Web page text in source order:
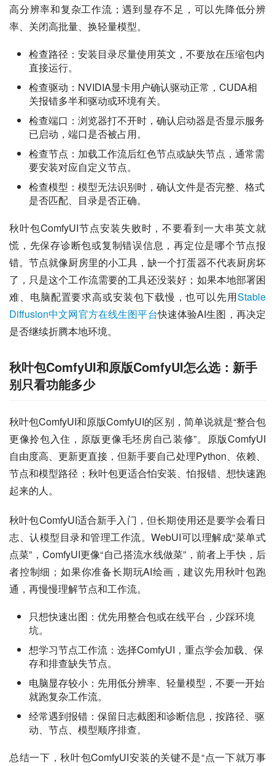
高分辨率和复杂工作流；遇到显存不足，可以先降低分辨
率、关闭高批量、换轻量模型。
检查路径：安装目录尽量使用英文，不要放在压缩包内
直接运行。
检查驱动：NVIDIA显卡用户确认驱动正常，CUDA相
关报错多半和驱动或环境有关。
检查端口：浏览器打不开时，确认启动器是否显示服务
已启动，端口是否被占用。
检查节点：加载工作流后红色节点或缺失节点，通常需
要安装对应自定义节点。
检查模型：模型无法识别时，确认文件是否完整、格式
是否匹配、目录是否正确。
秋叶包ComfyUI节点安装失败时，不要看到一大串英文就
慌，先保存诊断包或复制错误信息，再定位是哪个节点报
错。节点就像厨房里的小工具，缺一个打蛋器不代表厨房坏
了，只是这个工作流需要的工具还没装好；如果本地部署困
难、电脑配置要求高或安装包下载慢，也可以先用Stable
Diffusion中文网官方在线生图平台快速体验AI生图，再决定
是否继续折腾本地环境。
秋叶包ComfyUI和原版ComfyUI怎么选：新手
别只看功能多少
秋叶包ComfyUI和原版ComfyUI的区别，简单说就是“整合包
更像拎包入住，原版更像毛坯房自己装修”。原版ComfyUI
自由度高、更新更直接，但新手要自己处理Python、依赖、
节点和模型路径；秋叶包更适合怕安装、怕报错、想快速跑
起来的人。
秋叶包ComfyUI适合新手入门，但长期使用还是要学会看日
志、认模型目录和管理工作流。WebUI可以理解成“菜单式
点菜”，ComfyUI更像“自己搭流水线做菜”，前者上手快，后
者控制细；如果你准备长期玩AI绘画，建议先用秋叶包跑
通，再慢慢理解节点和工作流。
只想快速出图：优先用整合包或在线平台，少踩环境
坑。
想学习节点工作流：选择ComfyUI，重点学会加载、保
存和排查缺失节点。
电脑显存较小：先用低分辨率、轻量模型，不要一开始
就跑复杂工作流。
经常遇到报错：保留日志截图和诊断信息，按路径、驱
动、节点、模型顺序排查。
总结一下，秋叶包ComfyUI安装的关键不是“点一下就万事